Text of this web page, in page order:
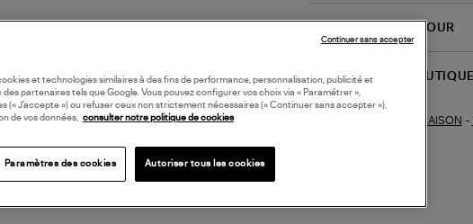
LIVRAISON ET RETOUR
DISPONIBILITÉ BOUTIQUE
MAISON -
et technologies similaires à des fins de performance, personnalisation, publicité et
partenaires tels que Google. Vous pouvez configurer vos choix via « Paramétrer »,
(« J’accepte ») ou refuser ceux non strictement nécessaires (« Continuer sans accepter »).
de vos données, consulter notre politique de cookies
Paramètres des cookies Autoriser tous les cookies
Continuer sans accepter